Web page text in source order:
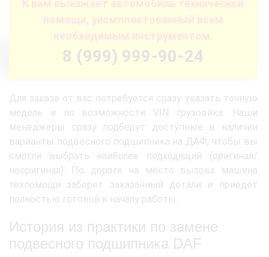
К вам выезжает автомобиль технической
помощи, укомплектованный всем
необходимым инструментом.
8 (999) 999-90-24
Для заказа от вас потребуется сразу указать точную
модель и по возможности VIN грузовика. Наши
менеджеры сразу подберут доступные в наличии
варианты подвесного подшипника на ДАФ, чтобы вы
смогли выбрать наиболее подходящий (оригинал/
неоригинал). По дороге на место вызова машина
техпомощи заберет заказанный детали и приедет
полностью готовой к началу работы.
История из практики по замене
подвесного подшипника DAF